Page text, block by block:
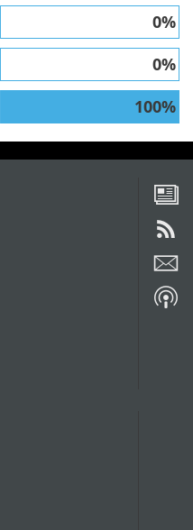
0%
0%
100%